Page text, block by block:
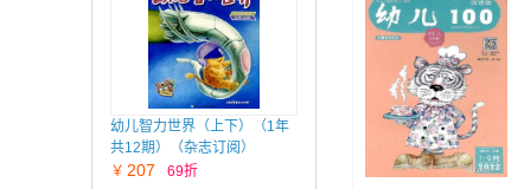
幼儿智力世界（上下）（1年
共12期）（杂志订阅）
￥ 207 69折